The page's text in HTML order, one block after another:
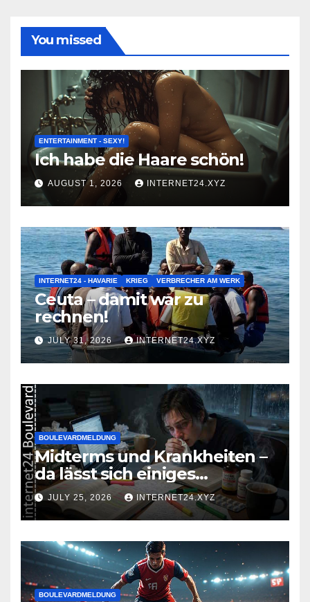
You missed
ENTERTAINMENT - SEXY!
Ich habe die Haare schön!
AUGUST 1, 2026 INTERNET24.XYZ
INTERNET24 - HAVARIE KRIEG VERBRECHER AM WERK
Ceuta – damit war zu
rechnen!
JULY 31, 2026 INTERNET24.XYZ
BOULEVARDMELDUNG
Midterms und Krankheiten –
da lässt sich einiges
zusammenbrauen!
JULY 25, 2026 INTERNET24.XYZ
BOULEVARDMELDUNG